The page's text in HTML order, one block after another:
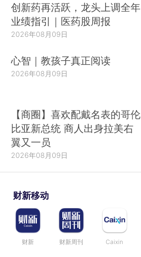
创新药再活跃，龙头上调全年
业绩指引｜医药股周报
2026年08月09日
心智｜教孩子真正阅读
2026年08月09日
【商圈】喜欢配戴名表的哥伦
比亚新总统 商人出身拉美右
翼又一员
2026年08月09日
财新移动
财新 财新周刊 Caixin